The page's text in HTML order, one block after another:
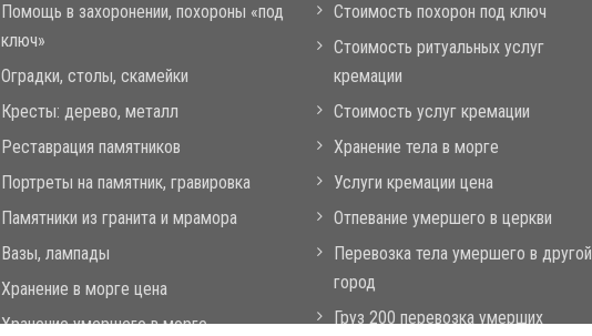
Помощь в захоронении, похороны «под
ключ»
Оградки, столы, cкамейки
Кресты: дерево, металл
Реставрация памятников
Портреты на памятник, гравировка
Памятники из гранита и мрамора
Вазы, лампады
Хранение в морге цена
Хранение умершего в морге
Стоимость похорон под ключ
Стоимость ритуальных услуг
кремации
Стоимость услуг кремации
Хранение тела в морге
Услуги кремации цена
Отпевание умершего в церкви
Перевозка тела умершего в другой
город
Груз 200 перевозка умерших